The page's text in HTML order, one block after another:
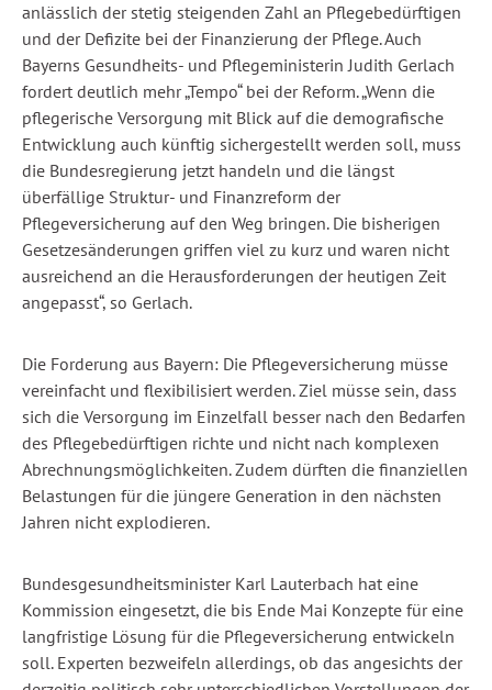
anlässlich der stetig steigenden Zahl an Pflegebedürftigen
und der Defizite bei der Finanzierung der Pflege. Auch
Bayerns Gesundheits- und Pflegeministerin Judith Gerlach
fordert deutlich mehr „Tempo“ bei der Reform. „Wenn die
pflegerische Versorgung mit Blick auf die demografische
Entwicklung auch künftig sichergestellt werden soll, muss
die Bundesregierung jetzt handeln und die längst
überfällige Struktur- und Finanzreform der
Pflegeversicherung auf den Weg bringen. Die bisherigen
Gesetzesänderungen griffen viel zu kurz und waren nicht
ausreichend an die Herausforderungen der heutigen Zeit
angepasst“, so Gerlach.
Die Forderung aus Bayern: Die Pflegeversicherung müsse
vereinfacht und flexibilisiert werden. Ziel müsse sein, dass
sich die Versorgung im Einzelfall besser nach den Bedarfen
des Pflegebedürftigen richte und nicht nach komplexen
Abrechnungsmöglichkeiten. Zudem dürften die finanziellen
Belastungen für die jüngere Generation in den nächsten
Jahren nicht explodieren.
Bundesgesundheitsminister Karl Lauterbach hat eine
Kommission eingesetzt, die bis Ende Mai Konzepte für eine
langfristige Lösung für die Pflegeversicherung entwickeln
soll. Experten bezweifeln allerdings, ob das angesichts der